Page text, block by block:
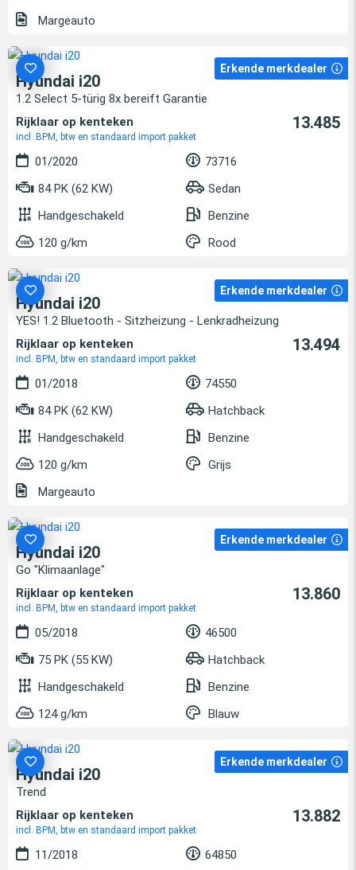
Margeauto
Erkende merkdealer
Hyundai i20
1.2 Select 5-türig 8x bereift Garantie
Rijklaar op kenteken
incl. BPM, btw en standaard import pakket
13.485
01/2020
73716
84 PK (62 KW)
Sedan
Handgeschakeld
Benzine
120 g/km
Rood
Erkende merkdealer
Hyundai i20
YES! 1.2 Bluetooth - Sitzheizung - Lenkradheizung
Rijklaar op kenteken
incl. BPM, btw en standaard import pakket
13.494
01/2018
74550
84 PK (62 KW)
Hatchback
Handgeschakeld
Benzine
120 g/km
Grijs
Margeauto
Erkende merkdealer
Hyundai i20
Go "Klimaanlage"
Rijklaar op kenteken
incl. BPM, btw en standaard import pakket
13.860
05/2018
46500
75 PK (55 KW)
Hatchback
Handgeschakeld
Benzine
124 g/km
Blauw
Erkende merkdealer
Hyundai i20
Trend
Rijklaar op kenteken
incl. BPM, btw en standaard import pakket
13.882
11/2018
64850